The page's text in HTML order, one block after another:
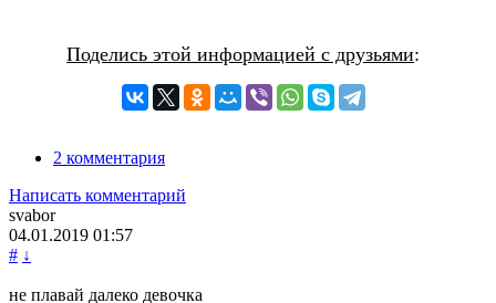
Поделись этой информацией с друзьями:
2 комментария
Написать комментарий
svabor
04.01.2019 01:57
# ↓
не плавай далеко девочка